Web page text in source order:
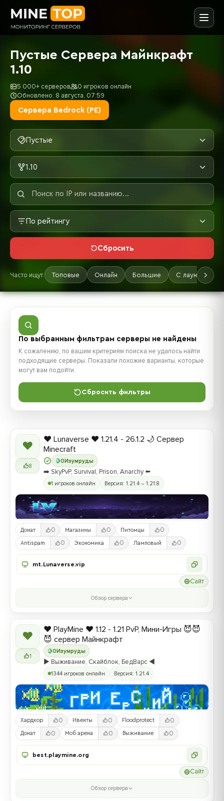
Пустые Сервера Майнкрафт
1.10
5 000+ серверов
0 игроков онлайн
Обновлено: 8 августа, 07:59
Сервера Bedrock (PE)
Пустые
1.10
По рейтингу
Сбросить
Часто ищут: Топовые Онлайн Большие С лаунчером
По выбранным фильтрам серверы не найдены
К сожалению, по вашим критериям поиска не удалось найти
подходящие серверы. Показали похожие варианты, которые
могут вам подойти.
Сбросить фильтры
❤
8
0Изумруды
❤️ Lunaverse ❤️ 1.21.4 - 26.1.2 🌙 Сервер
Minecraft
➡️ SkyPvP, Survival, Prison, Anarchy ⬅️
1 игроков онлайн Версия: 1.21.4 – 1.21.8
Донат 0 Магазины 0 Питомцы 0
Antispam 0 Экономика 0 Ламповый 0
mt.Lunaverse.vip
Сайт
Обзор сервера
❤
1
0Изумруды
❤️ PlayMine ❤️ 1.12 - 1.21 PvP, Мини-Игры 😈😈
😈 сервер Майнкрафт
▶️ Выживание, Скайблок, БедВарс ◀️
1344 игроков онлайн Версия: 1.21.4
Хардкор 0 Ивенты 0 Floodprotect 0
Донат 0 Моб арена 0 Выживание 0
best.playmine.org
Сайт
Обзор сервера